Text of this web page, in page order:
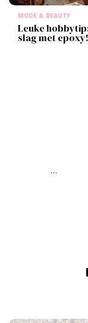
MODE & BEAUTY
Leuke
slag met epoxy!
…